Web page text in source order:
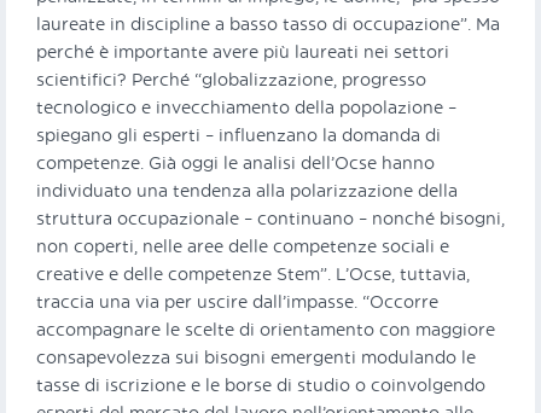
laureate in discipline a basso tasso di occupazione”. Ma
perché è importante avere più laureati nei settori
scientifici? Perché “globalizzazione, progresso
tecnologico e invecchiamento della popolazione –
spiegano gli esperti – influenzano la domanda di
competenze. Già oggi le analisi dell’Ocse hanno
individuato una tendenza alla polarizzazione della
struttura occupazionale – continuano – nonché bisogni,
non coperti, nelle aree delle competenze sociali e
creative e delle competenze Stem”. L’Ocse, tuttavia,
traccia una via per uscire dall’impasse. “Occorre
accompagnare le scelte di orientamento con maggiore
consapevolezza sui bisogni emergenti modulando le
tasse di iscrizione e le borse di studio o coinvolgendo